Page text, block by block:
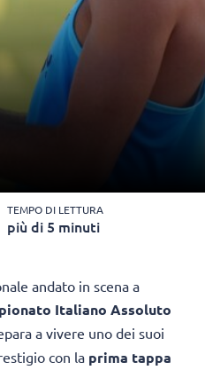
TEMPO DI LETTURA
più di 5 minuti
andato in scena a
Italiano Assoluto
a vivere uno dei suoi
con la prima tappa